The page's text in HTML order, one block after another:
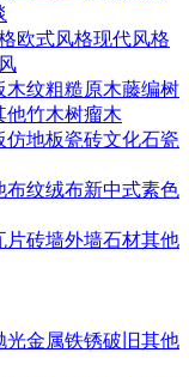
欧式风格现代风格
木纹粗糙原木藤编树
他竹木树瘤木
仿地板瓷砖文化石瓷
布纹绒布新中式素色
片砖墙外墙石材其他
光金属铁锈破旧其他